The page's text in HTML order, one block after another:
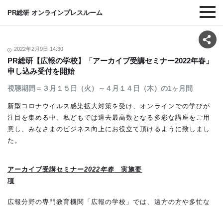
PR総研 オンラインプレスルーム
2022年2月9日 14:30
PR総研【広報の学校】「アーカイブ受講セミナー2022年春」
申し込み受付を開始
視聴期間＝３月１５日（火）～４月１４日（木）の1ヶ月間
新型コロナウイルス感染拡大対策を受け、オンラインでの学びが
注目を集める中、私どもでは過去最高数となる多彩な講座をご用
意し、みなさまのビジネス向上にお役立て頂けるように致しまし
た。
アーカイブ受講セミナー2022年春 実施要
項
広報分野の専門教育機関「広報の学校」では、遠方の方や多忙な